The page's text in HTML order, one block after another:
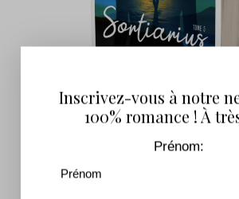
Sortiarius – Tome 5
Inscrivez-vous à notre
100% romance ! À
Prénom: